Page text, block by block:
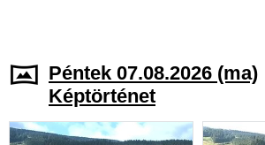
Péntek 07.08.2026 (ma)
Képtörténet